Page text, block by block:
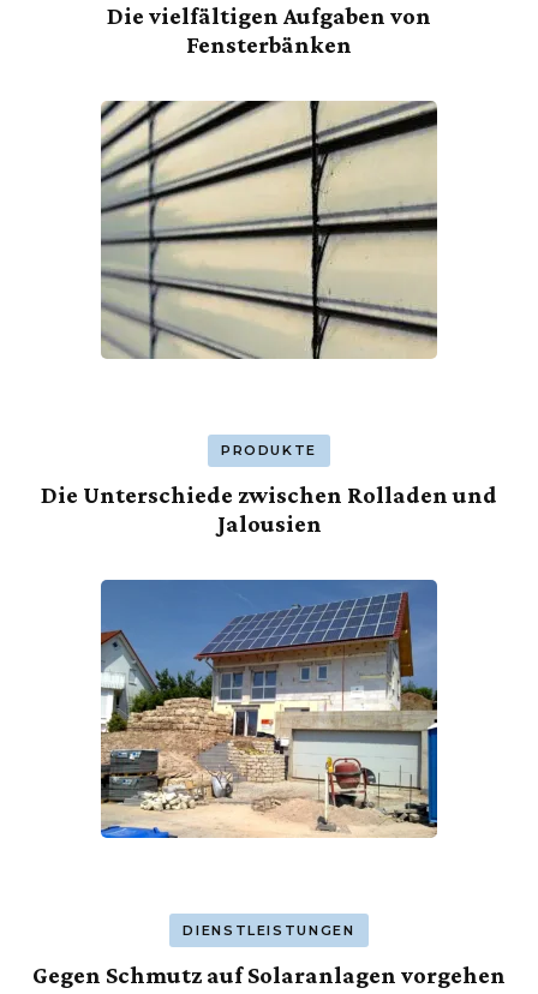
Die vielfältigen Aufgaben von
Fensterbänken
PRODUKTE
Die Unterschiede zwischen Rolladen und
Jalousien
DIENSTLEISTUNGEN
Gegen Schmutz auf Solaranlagen vorgehen